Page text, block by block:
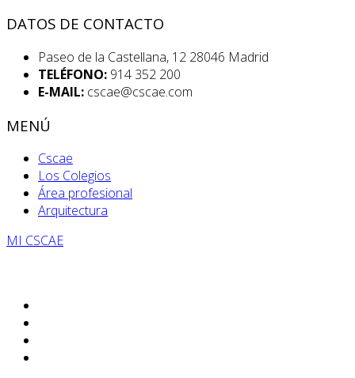
DATOS DE CONTACTO
Paseo de la Castellana, 12 28046 Madrid
TELÉFONO: 914 352 200
E-MAIL: cscae@cscae.com
MENÚ
Cscae
Los Colegios
Área profesional
Arquitectura
MI CSCAE